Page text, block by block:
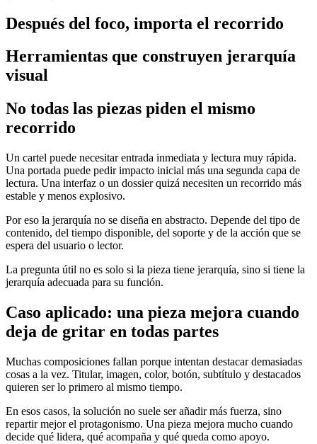
Después del foco, importa el recorrido
Herramientas que construyen jerarquía
visual
No todas las piezas piden el mismo
recorrido
Un cartel puede necesitar entrada inmediata y lectura muy rápida.
Una portada puede pedir impacto inicial más una segunda capa de
lectura. Una interfaz o un dossier quizá necesiten un recorrido más
estable y menos explosivo.
Por eso la jerarquía no se diseña en abstracto. Depende del tipo de
contenido, del tiempo disponible, del soporte y de la acción que se
espera del usuario o lector.
La pregunta útil no es solo si la pieza tiene jerarquía, sino si tiene la
jerarquía adecuada para su función.
Caso aplicado: una pieza mejora cuando
deja de gritar en todas partes
Muchas composiciones fallan porque intentan destacar demasiadas
cosas a la vez. Titular, imagen, color, botón, subtítulo y destacados
quieren ser lo primero al mismo tiempo.
En esos casos, la solución no suele ser añadir más fuerza, sino
repartir mejor el protagonismo. Una pieza mejora mucho cuando
decide qué lidera, qué acompaña y qué queda como apoyo.